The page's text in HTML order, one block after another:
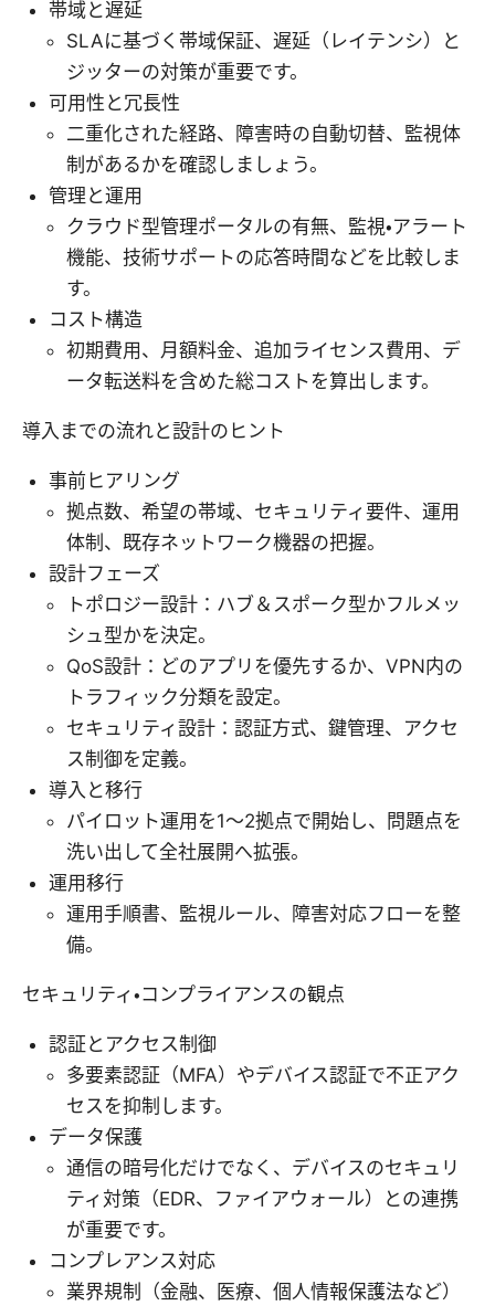
帯域と遅延
SLAに基づく帯域保証、遅延（レイテンシ）と
ジッターの対策が重要です。
可用性と冗長性
二重化された経路、障害時の自動切替、監視体
制があるかを確認しましょう。
管理と運用
クラウド型管理ポータルの有無、監視・アラート
機能、技術サポートの応答時間などを比較しま
す。
コスト構造
初期費用、月額料金、追加ライセンス費用、デ
ータ転送料を含めた総コストを算出します。
導入までの流れと設計のヒント
事前ヒアリング
拠点数、希望の帯域、セキュリティ要件、運用
体制、既存ネットワーク機器の把握。
設計フェーズ
トポロジー設計：ハブ＆スポーク型かフルメッ
シュ型かを決定。
QoS設計：どのアプリを優先するか、VPN内の
トラフィック分類を設定。
セキュリティ設計：認証方式、鍵管理、アクセ
ス制御を定義。
導入と移行
パイロット運用を1～2拠点で開始し、問題点を
洗い出して全社展開へ拡張。
運用移行
運用手順書、監視ルール、障害対応フローを整
備。
セキュリティ・コンプライアンスの観点
認証とアクセス制御
多要素認証（MFA）やデバイス認証で不正アク
セスを抑制します。
データ保護
通信の暗号化だけでなく、デバイスのセキュリ
ティ対策（EDR、ファイアウォール）との連携
が重要です。
コンプレアンス対応
業界規制（金融、医療、個人情報保護法など）